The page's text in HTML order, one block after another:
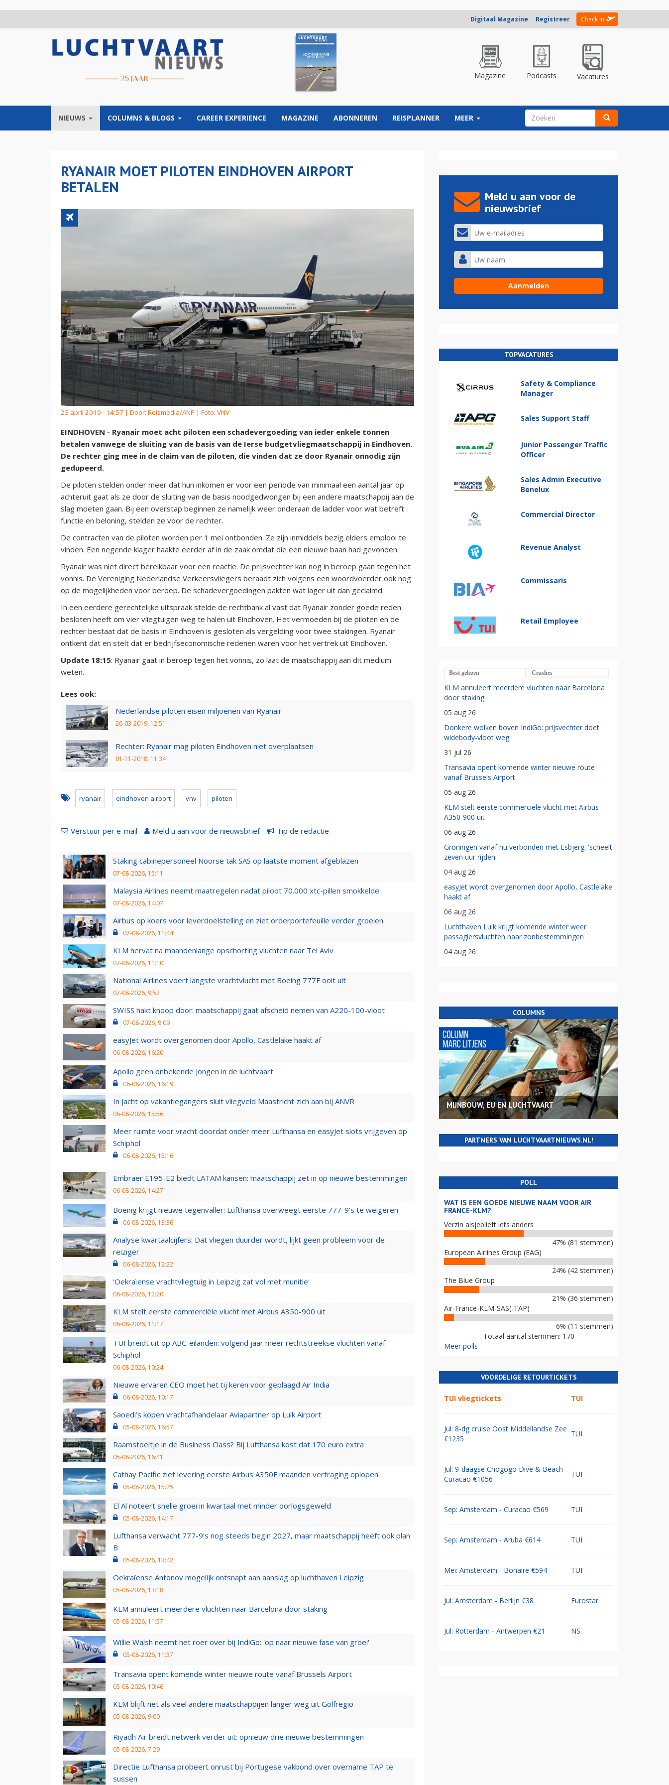
Digitaal Magazine Registreer Check in
Magazine Podcasts Vacatures
NIEUWS COLUMNS & BLOGS CAREER EXPERIENCE MAGAZINE ABONNEREN REISPLANNER MEER ZOEKVELD
RYANAIR MOET PILOTEN EINDHOVEN AIRPORT
BETALEN
23 april 2019 - 14:57 | Door: Reismedia/ANP | Foto: VNV
EINDHOVEN - Ryanair moet acht piloten een schadevergoeding van ieder enkele tonnen
betalen vanwege de sluiting van de basis van de Ierse budgetvliegmaatschappij in Eindhoven.
De rechter ging mee in de claim van de piloten, die vinden dat ze door Ryanair onnodig zijn
gedupeerd.
De piloten stelden onder meer dat hun inkomen er voor een periode van minimaal een aantal jaar op
achteruit gaat als ze door de sluiting van de basis noodgedwongen bij een andere maatschappij aan de
slag moeten gaan. Bij een overstap beginnen ze namelijk weer onderaan de ladder voor wat betreft
functie en beloning, stelden ze voor de rechter.
De contracten van de piloten worden per 1 mei ontbonden. Ze zijn inmiddels bezig elders emplooi te
vinden. Een negende klager haakte eerder af in de zaak omdat die een nieuwe baan had gevonden.
Ryanair was niet direct bereikbaar voor een reactie. De prijsvechter kan nog in beroep gaan tegen het
vonnis. De Vereniging Nederlandse Verkeersvliegers beraadt zich volgens een woordvoerder ook nog
op de mogelijkheden voor beroep. De schadevergoedingen pakten wat lager uit dan geclaimd.
In een eerdere gerechtelijke uitspraak stelde de rechtbank al vast dat Ryanair zonder goede reden
besloten heeft om vier vliegtuigen weg te halen uit Eindhoven. Het vermoeden bij de piloten en de
rechter bestaat dat de basis in Eindhoven is gesloten als vergelding voor twee stakingen. Ryanair
ontkent dat en stelt dat er bedrijfseconomische redenen waren voor het vertrek uit Eindhoven.
Update 18:15: Ryanair gaat in beroep tegen het vonnis, zo laat de maatschappij aan dit medium
weten.
Lees ook:
Nederlandse piloten eisen miljoenen van Ryanair
26-03-2019, 12:51
Rechter: Ryanair mag piloten Eindhoven niet overplaatsen
01-11-2018, 11:34
ryanair eindhoven airport vnv piloten
Verstuur per e-mail Meld u aan voor de nieuwsbrief Tip de redactie
Staking cabinepersoneel Noorse tak SAS op laatste moment afgeblazen
07-08-2026, 15:11
Malaysia Airlines neemt maatregelen nadat piloot 70.000 xtc-pillen smokkelde
07-08-2026, 14:07
Airbus op koers voor leverdoelstelling en ziet orderportefeuille verder groeien
07-08-2026, 11:44
KLM hervat na maandenlange opschorting vluchten naar Tel Aviv
07-08-2026, 11:10
National Airlines voert langste vrachtvlucht met Boeing 777F ooit uit
07-08-2026, 9:52
SWISS hakt knoop door: maatschappij gaat afscheid nemen van A220-100-vloot
07-08-2026, 9:09
easyJet wordt overgenomen door Apollo, Castlelake haakt af
06-08-2026, 16:20
Apollo geen onbekende jongen in de luchtvaart
06-08-2026, 16:19
In jacht op vakantiegangers sluit vliegveld Maastricht zich aan bij ANVR
06-08-2026, 15:56
Meer ruimte voor vracht doordat onder meer Lufthansa en easyJet slots vrijgeven op
Schiphol
06-08-2026, 15:16
Embraer E195-E2 biedt LATAM kansen: maatschappij zet in op nieuwe bestemmingen
06-08-2026, 14:27
Boeing krijgt nieuwe tegenvaller: Lufthansa overweegt eerste 777-9’s te weigeren
06-08-2026, 13:36
Analyse kwartaalcijfers: Dat vliegen duurder wordt, lijkt geen probleem voor de
reiziger
06-08-2026, 12:22
'Oekraïense vrachtvliegtuig in Leipzig zat vol met munitie'
06-08-2026, 12:20
KLM stelt eerste commerciële vlucht met Airbus A350-900 uit
06-08-2026, 11:17
TUI breidt uit op ABC-eilanden: volgend jaar meer rechtstreekse vluchten vanaf
Schiphol
06-08-2026, 10:24
Nieuwe ervaren CEO moet het tij keren voor geplaagd Air India
06-08-2026, 10:17
Saoedi’s kopen vrachtafhandelaar Aviapartner op Luik Airport
05-08-2026, 16:57
Raamstoeltje in de Business Class? Bij Lufthansa kost dat 170 euro extra
05-08-2026, 16:41
Cathay Pacific ziet levering eerste Airbus A350F maanden vertraging oplopen
05-08-2026, 15:25
El Al noteert snelle groei in kwartaal met minder oorlogsgeweld
05-08-2026, 14:17
Lufthansa verwacht 777-9’s nog steeds begin 2027, maar maatschappij heeft ook plan
B
05-08-2026, 13:42
Oekraïense Antonov mogelijk ontsnapt aan aanslag op luchthaven Leipzig
05-08-2026, 13:18
KLM annuleert meerdere vluchten naar Barcelona door staking
05-08-2026, 11:57
Willie Walsh neemt het roer over bij IndiGo: 'op naar nieuwe fase van groei'
05-08-2026, 11:37
Transavia opent komende winter nieuwe route vanaf Brussels Airport
05-08-2026, 10:46
KLM blijft net als veel andere maatschappijen langer weg uit Golfregio
05-08-2026, 9:00
Riyadh Air breidt netwerk verder uit: opnieuw drie nieuwe bestemmingen
05-08-2026, 7:29
Directie Lufthansa probeert onrust bij Portugese vakbond over overname TAP te
sussen
Meld u aan voor de
nieuwsbrief
TOPVACATURES
Safety & Compliance
Manager
Sales Support Staff
Junior Passenger Traffic
Officer
Sales Admin Executive
Benelux
Commercial Director
Revenue Analyst
Commissaris
Retail Employee
Best gelezen Crashes
KLM annuleert meerdere vluchten naar Barcelona
door staking
05 aug 26
Donkere wolken boven IndiGo: prijsvechter doet
widebody-vloot weg
31 jul 26
Transavia opent komende winter nieuwe route
vanaf Brussels Airport
05 aug 26
KLM stelt eerste commerciële vlucht met Airbus
A350-900 uit
06 aug 26
Groningen vanaf nu verbonden met Esbjerg: 'scheelt
zeven uur rijden'
04 aug 26
easyJet wordt overgenomen door Apollo, Castlelake
haakt af
06 aug 26
Luchthaven Luik krijgt komende winter weer
passagiersvluchten naar zonbestemmingen
04 aug 26
COLUMNS
MIJNBOUW, EU EN LUCHTVAART
PARTNERS VAN LUCHTVAARTNIEUWS.NL!
POLL
WAT IS EEN GOEDE NIEUWE NAAM VOOR AIR
FRANCE-KLM?
Verzin alsjeblieft iets anders
47% (81 stemmen)
European Airlines Group (EAG)
24% (42 stemmen)
The Blue Group
21% (36 stemmen)
Air-France-KLM-SAS(-TAP)
6% (11 stemmen)
Totaal aantal stemmen: 170
Meer polls
VOORDELIGE RETOURTICKETS
TUI vliegtickets TUI
Jul: 8-dg cruise Oost Middellandse Zee
€1235
TUI
Jul: 9-daagse Chogogo Dive & Beach
Curacao €1056
TUI
Sep: Amsterdam - Curacao €569 TUI
Sep: Amsterdam - Aruba €614 TUI
Mei: Amsterdam - Bonaire €594 TUI
Jul: Amsterdam - Berlijn €38 Eurostar
Jul: Rotterdam - Antwerpen €21 NS